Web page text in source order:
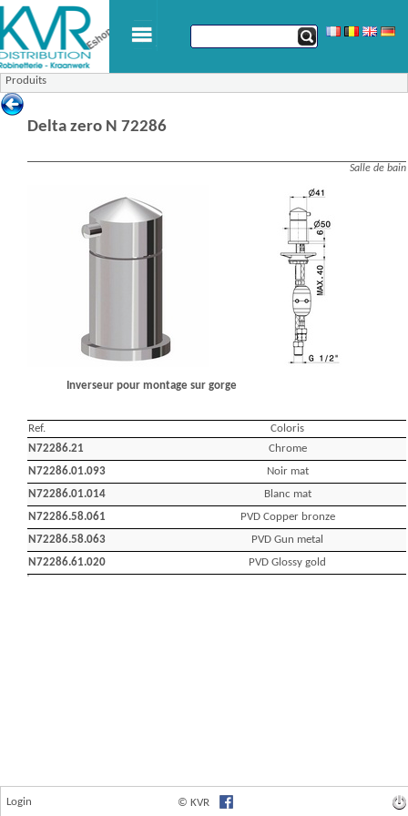
Produits
Login © KVR